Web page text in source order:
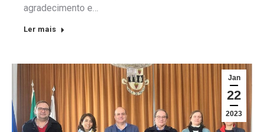
agradecimento e…
Ler mais
Jan
22
2023